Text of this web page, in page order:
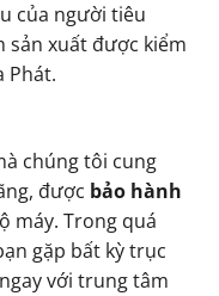
của người tiêu
sản xuất được kiểm
Phát.
chúng tôi cung
được bảo hành
máy. Trong quá
gặp bất kỳ trục
với trung tâm